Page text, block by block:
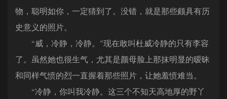
物，聪明如你，一定猜到了。没错，就是那些颇具有历
史意义的照片。
“威，冷静，冷静。”现在敢叫杜威冷静的只有李容
了。虽然她也很生气，尤其是颜母脸上那抹明显的暧昧
和同样气愤的烈一直握着那些照片，让她羞愤难当。
“冷静，你叫我冷静。这三个不知天高地厚的野丫